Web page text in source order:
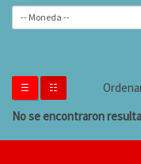
-- Moneda --
☰ ☷
No se encontraron